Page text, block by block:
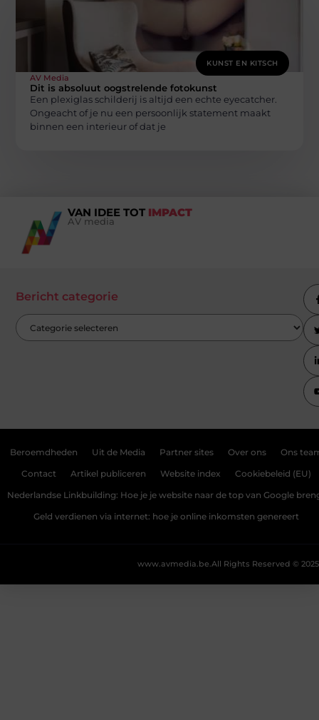
KUNST EN KITSCH
AV Media
Dit is absoluut oogstrelende fotokunst
Een plexiglas schilderij is altijd een echte eyecatcher.
Ongeacht of je nu een persoonlijk statement maakt
binnen een interieur of dat je
VAN IDEE TOT IMPACT
AV media
Bericht categorie
Beroemdheden Uit de Media Partner sites Over ons Ons
Contact Artikel publiceren Website index Cookiebeleid (EU)
Nederlandse Linkbuilding: Hoe je je website naar de top van Google
Geld verdienen via internet: hoe je online inkomsten genereert
All Rights Reserved © 2025
www.avmedia.be.